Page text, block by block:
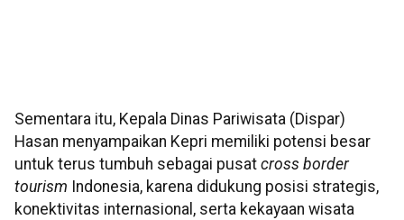
Sementara itu, Kepala Dinas Pariwisata (Dispar)
Hasan menyampaikan Kepri memiliki potensi besar
untuk terus tumbuh sebagai pusat cross border
tourism Indonesia, karena didukung posisi strategis,
konektivitas internasional, serta kekayaan wisata